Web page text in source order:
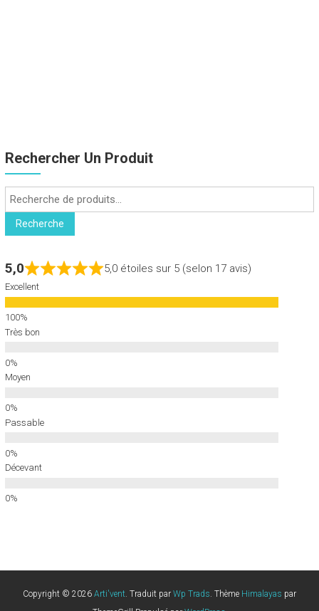
Rechercher Un Produit
Recherche
pour :
Recherche
5,0 5,0 étoiles sur 5 (selon 17 avis)
Excellent
Très bon
Moyen
Passable
Décevant
Copyright © 2026 Arti'vent. Traduit par Wp Trads. Thème Himalayas par